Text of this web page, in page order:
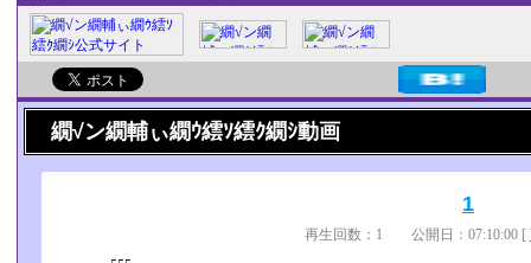
繝√ン繝輔ぃ繝ｳ繧ｿ繧ｸ繝ｼ動画
1
再生回数：1 公開日：07:10:00 [